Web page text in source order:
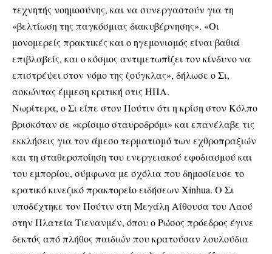
τεχνητής νοημοσύνης, και να συνεργαστούν για τη
«βελτίωση της παγκόσμιας διακυβέρνησης». «Οι
μονομερείς πρακτικές και ο ηγεμονισμός είναι βαθιά
επιβλαβείς, και ο κόσμος αντιμετωπίζει τον κίνδυνο να
επιστρέψει στον νόμο της ζούγκλας», δήλωσε ο Σι,
ασκώντας έμμεση κριτική στις ΗΠΑ.
Νωρίτερα, ο Σι είπε στον Πούτιν ότι η κρίση στον Κόλπο
βρισκόταν σε «κρίσιμο σταυροδρόμι» και επανέλαβε τις
εκκλήσεις για τον άμεσο τερματισμό των εχθροπραξιών
και τη σταθεροποίηση του ενεργειακού εφοδιασμού και
του εμπορίου, σύμφωνα με σχόλια που δημοσίευσε το
κρατικό κινεζικό πρακτορείο ειδήσεων Xinhua. Ο Σι
υποδέχτηκε τον Πούτιν στη Μεγάλη Αίθουσα του Λαού
στην Πλατεία Τιενανμέν, όπου ο Ρώσος πρόεδρος έγινε
δεκτός από πλήθος παιδιών που κρατούσαν λουλούδια